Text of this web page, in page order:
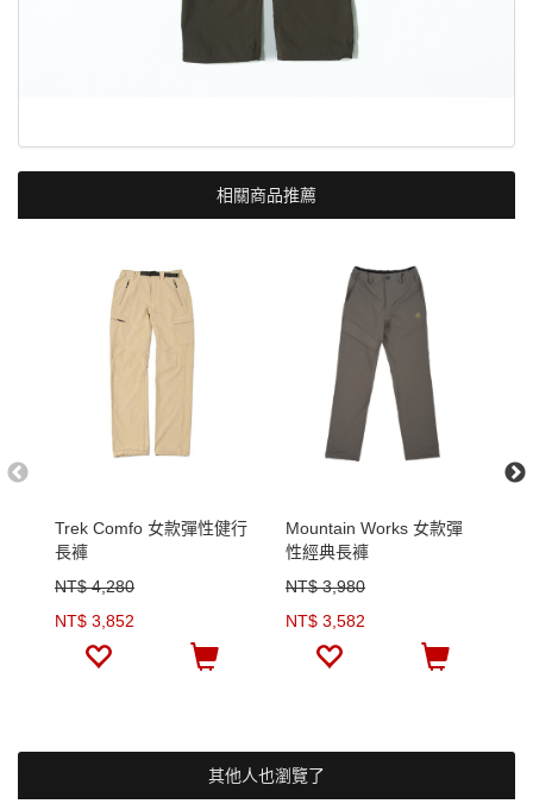
相關商品推薦
Trek Comfo 女款彈性健行
長褲
NT$ 4,280
NT$ 3,852
Mountain Works 女款彈
性經典長褲
NT$ 3,980
NT$ 3,582
其他人也瀏覽了